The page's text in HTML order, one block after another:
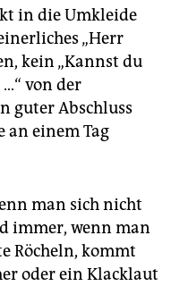
in die Umkleide
„Herr
kein „Kannst du
von der
guter Abschluss
an einem Tag
man sich nicht
immer, wenn man
Röcheln, kommt
oder ein Klacklaut